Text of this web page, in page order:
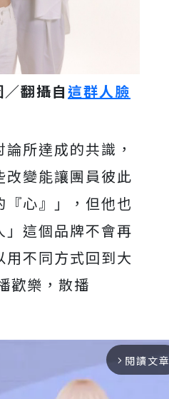
翻攝自這群人臉
所達成的共識，
變能讓團員彼此
心』」，但他也
這個品牌不會再
不同方式回到大
歡樂，散播
arrow_forward_ios 閱讀文章